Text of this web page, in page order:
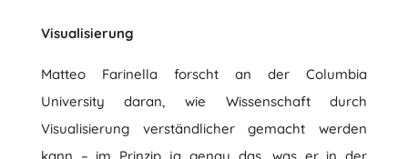
Visualisierung
Matteo Farinella forscht an der Columbia
University daran, wie Wissenschaft durch
Visualisierung verständlicher gemacht werden